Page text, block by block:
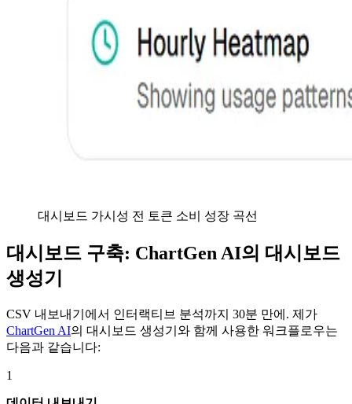
대시보드 가시성 전 토큰 소비 성장 곡선
대시보드 구축: ChartGen AI의 대시보드
생성기
CSV 내보내기에서 인터랙티브 분석까지 30분 만에. 제가
ChartGen AI의 대시보드 생성기와 함께 사용한 워크플로우는
다음과 같습니다:
1